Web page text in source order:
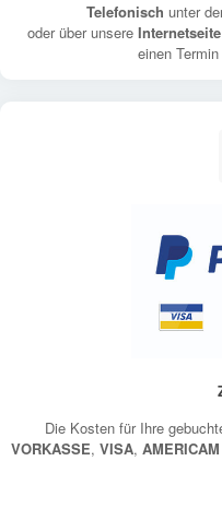
Telefonisch unter
oder über unsere Internetseite
einen
Die Kosten für Ihre
VORKASSE, VISA,